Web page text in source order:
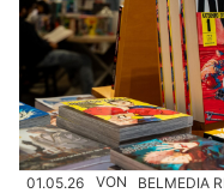
01.05.26 VON BELMEDIA